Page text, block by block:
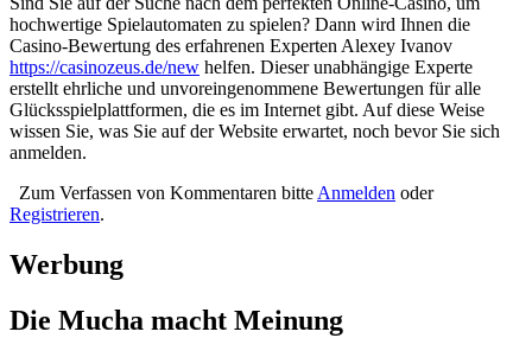
hochwertige Spielautomaten zu spielen? Dann wird Ihnen die
Casino-Bewertung des erfahrenen Experten Alexey Ivanov
https://casinozeus.de/new helfen. Dieser unabhängige Experte
erstellt ehrliche und unvoreingenommene Bewertungen für alle
Glücksspielplattformen, die es im Internet gibt. Auf diese Weise
wissen Sie, was Sie auf der Website erwartet, noch bevor Sie sich
anmelden.
Zum Verfassen von Kommentaren bitte Anmelden oder
Registrieren.
Werbung
Die Mucha macht Meinung